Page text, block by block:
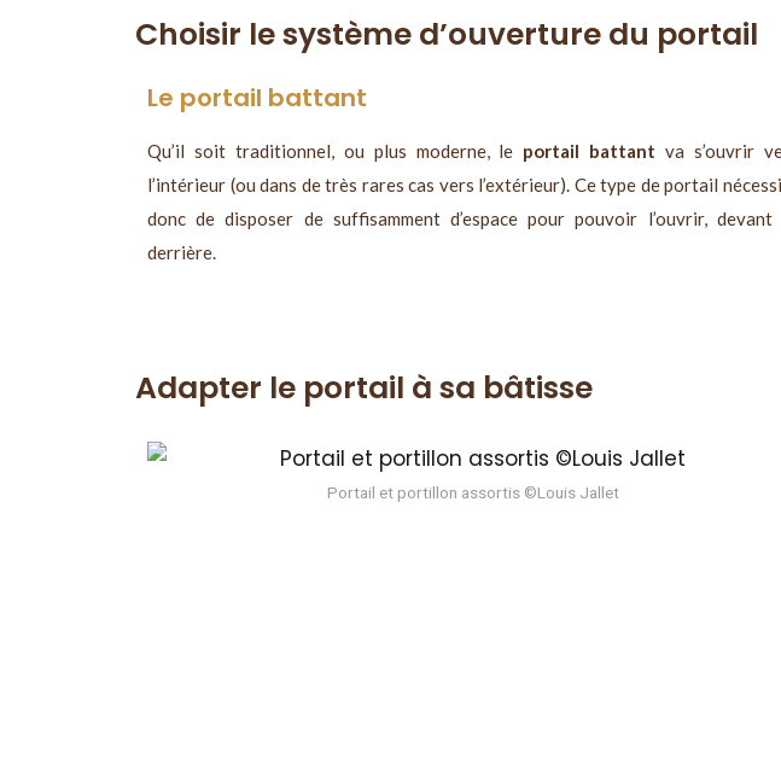
Choisir le système d’ouverture du portail
Le portail battant
Qu’il soit traditionnel, ou plus moderne, le portail battant va s’ouvrir
l’intérieur (ou dans de très rares cas vers l’extérieur). Ce type de portail
donc de disposer de suffisamment d’espace pour pouvoir l’ouvrir,
derrière.
Adapter le portail à sa bâtisse
Portail et portillon assortis ©Louis Jallet